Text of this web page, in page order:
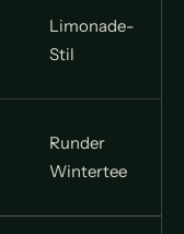
Limonade-
Stil
Runder
Wintertee